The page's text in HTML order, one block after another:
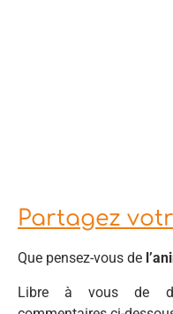
Partagez
Que pensez-vous de
Libre à vous de